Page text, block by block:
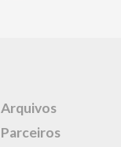
Arquivos
Parceiros